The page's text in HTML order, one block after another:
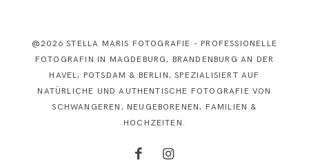
@2026 STELLA MARIS FOTOGRAFIE - PROFESSIONELLE
FOTOGRAFIN IN MAGDEBURG, BRANDENBURG AN DER
HAVEL, POTSDAM & BERLIN, SPEZIALISIERT AUF
NATÜRLICHE UND AUTHENTISCHE FOTOGRAFIE VON
SCHWANGEREN, NEUGEBORENEN, FAMILIEN &
HOCHZEITEN.